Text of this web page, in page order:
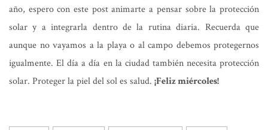
año, espero con este post animarte a pensar sobre la protección
solar y a integrarla dentro de la rutina diaria. Recuerda que
aunque no vayamos a la playa o al campo debemos protegernos
igualmente. El día a día en la ciudad también necesita protección
solar. Proteger la piel del sol es salud. ¡Feliz miércoles!